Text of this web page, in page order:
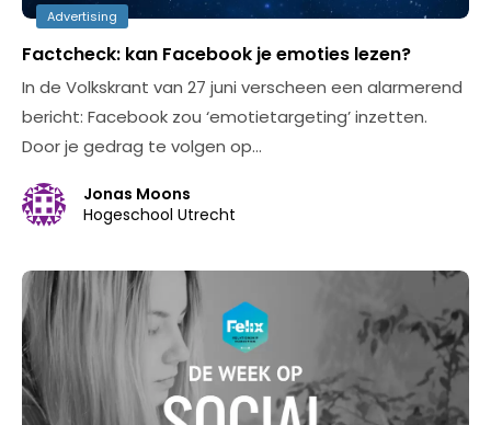
Advertising
Factcheck: kan Facebook je emoties lezen?
In de Volkskrant van 27 juni verscheen een alarmerend
bericht: Facebook zou ‘emotietargeting’ inzetten.
Door je gedrag te volgen op…
Jonas Moons
Hogeschool Utrecht